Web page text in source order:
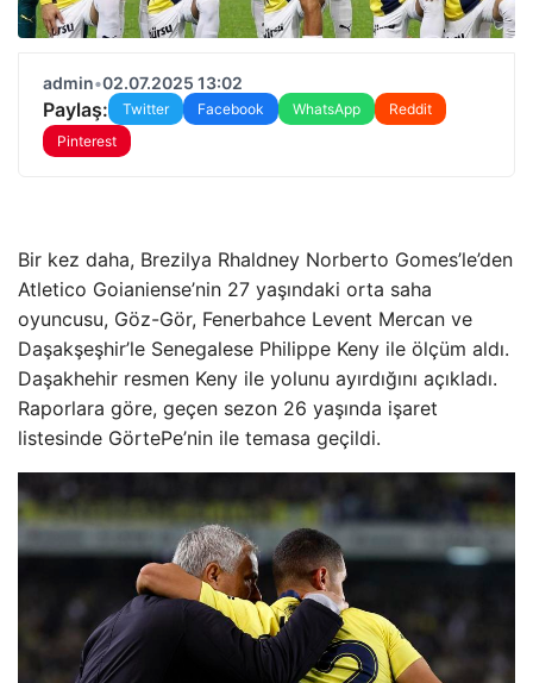
admin•02.07.2025 13:02
Paylaş: Twitter Facebook WhatsApp
Reddit
Pinterest
Bir kez daha, Brezilya Rhaldney Norberto Gomes’le’den
Atletico Goianiense’nin 27 yaşındaki orta saha
oyuncusu, Göz-Gör, Fenerbahce Levent Mercan ve
Daşakşeşhir’le Senegalese Philippe Keny ile ölçüm aldı.
Daşakhehir resmen Keny ile yolunu ayırdığını açıkladı.
Raporlara göre, geçen sezon 26 yaşında işaret
listesinde GörtePe’nin ile temasa geçildi.